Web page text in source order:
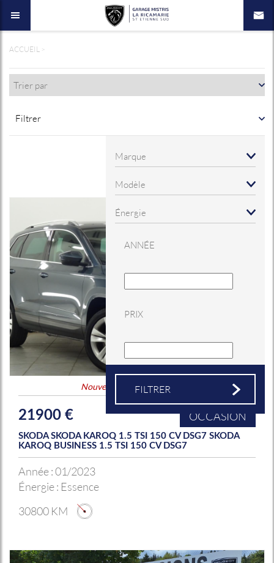
ACCUEIL
Filtrer
ANNÉE
PRIX
Nouveauté Coup de coeur
21900 € OCCASION
SKODA SKODA KAROQ 1.5 TSI 150 CV DSG7 SKODA
KAROQ BUSINESS 1.5 TSI 150 CV DSG7
Année :01/2023
Énergie : Essence
30800 KM